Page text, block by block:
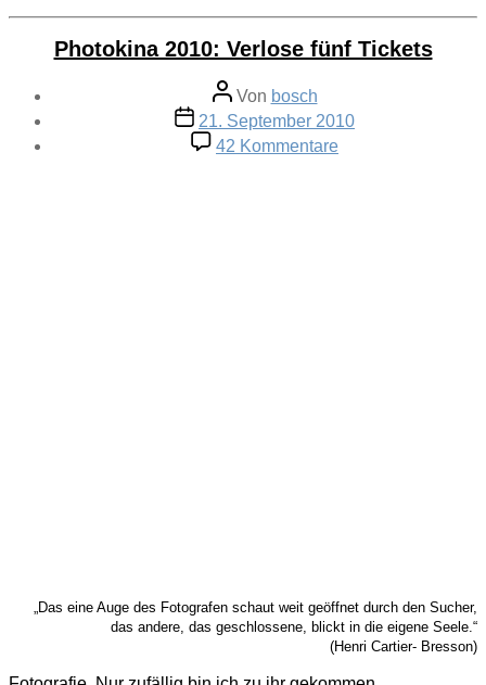
Photokina 2010: Verlose fünf Tickets
Beitragsautor
Von bosch
Veröffentlichungsdatum
21. September 2010
42 Kommentare
Photokina
„Das eine Auge des Fotografen schaut weit geöffnet durch den Sucher,
das andere, das geschlossene, blickt in die eigene Seele.“
(Henri Cartier- Bresson)